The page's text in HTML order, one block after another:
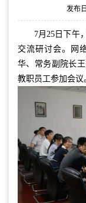
发布
7月25日下午
交流研讨会。网
华、常务副院长
教职员工参加会议